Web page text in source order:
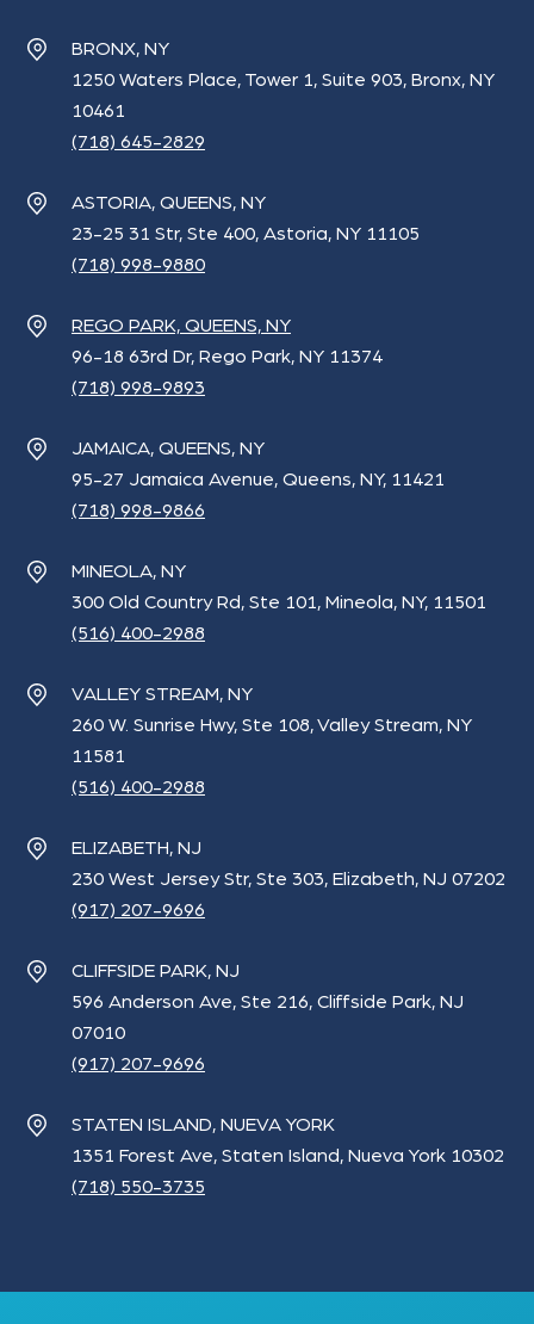
BRONX, NY
1250 Waters Place, Tower 1, Suite 903, Bronx, NY
10461
(718) 645-2829
ASTORIA, QUEENS, NY
23-25 31 Str, Ste 400, Astoria, NY 11105
(718) 998-9880
REGO PARK, QUEENS, NY
96-18 63rd Dr, Rego Park, NY 11374
(718) 998-9893
JAMAICA, QUEENS, NY
95-27 Jamaica Avenue, Queens, NY, 11421
(718) 998-9866
MINEOLA, NY
300 Old Country Rd, Ste 101, Mineola, NY, 11501
(516) 400-2988
VALLEY STREAM, NY
260 W. Sunrise Hwy, Ste 108, Valley Stream, NY
11581
(516) 400-2988
ELIZABETH, NJ
230 West Jersey Str, Ste 303, Elizabeth, NJ 07202
(917) 207-9696
CLIFFSIDE PARK, NJ
596 Anderson Ave, Ste 216, Cliffside Park, NJ
07010
(917) 207-9696
STATEN ISLAND, NUEVA YORK
1351 Forest Ave, Staten Island, Nueva York 10302
(718) 550-3735